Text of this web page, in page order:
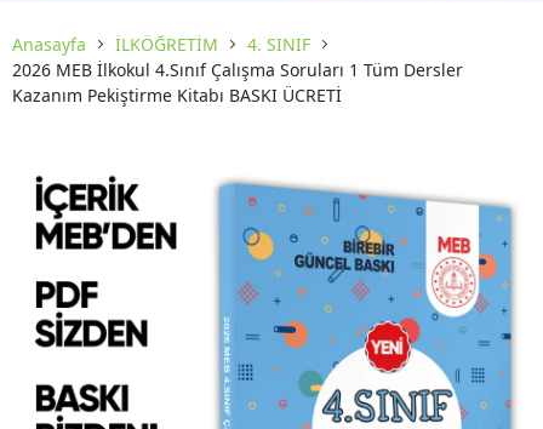
Anasayfa İLKÖĞRETİM
4. SINIF
2026 MEB İlkokul 4.Sınıf Çalışma Soruları 1 Tüm Dersler
Kazanım Pekiştirme Kitabı BASKI ÜCRETİ